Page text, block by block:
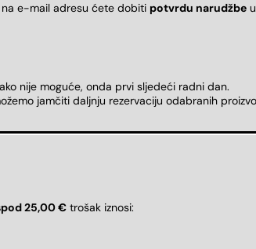
e-mail adresu ćete dobiti potvrdu narudžbe
nije moguće, onda prvi sljedeći radni dan.
jamčiti daljnju rezervaciju odabranih
25,00 € trošak iznosi: